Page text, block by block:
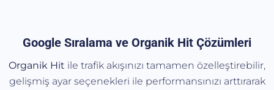
Google Sıralama ve Organik Hit Çözümleri
Organik Hit ile trafik akışınızı tamamen özelleştirebilir,
gelişmiş ayar seçenekleri ile performansınızı arttırarak